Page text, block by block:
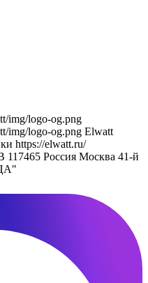
img/logo-og.png
img/logo-og.png Elwatt
https://elwatt.ru/
117465 Россия Москва 41-й